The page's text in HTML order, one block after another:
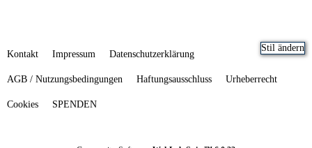
Stil ändern
Kontakt Impressum Datenschutzerklärung
AGB / Nutzungsbedingungen Haftungsausschluss Urheberrecht
Cookies SPENDEN